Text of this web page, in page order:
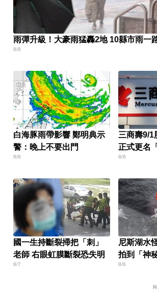
雨彈升級！大豪雨猛轟2地 10縣市雨一
8/8
白海豚雨帶影響 鄭明典示
警：晚上不要出門
8/8
三商壽9/1
正式更名
8/6
國一生持斷裂掃把「刺」
老師 右眼虹膜斷裂恐失明
8/7
尼斯湖水
拍到「神
方證實了
8/6